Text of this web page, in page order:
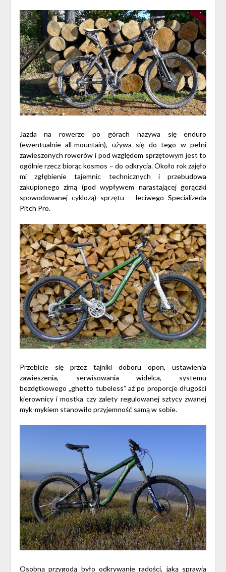
Jazda na rowerze po górach nazywa się enduro
(ewentualnie all-mountain), używa się do tego w pełni
zawieszonych rowerów i pod względem sprzętowym jest to
ogólnie rzecz biorąc kosmos – do odkrycia. Około rok zajęło
mi zgłębienie tajemnic technicznych i przebudowa
zakupionego zimą (pod wypływem narastającej gorączki
spowodowanej cyklozą) sprzętu – leciwego Specializeda
Pitch Pro.
Przebicie się przez tajniki doboru opon, ustawienia
zawieszenia, serwisowania widelca, systemu
bezdętkowego „ghetto tubeless” aż po proporcje długości
kierownicy i mostka czy zalety regulowanej sztycy zwanej
myk-mykiem stanowiło przyjemność samą w sobie.
Osobną przygodą było odkrywanie radości, jaką sprawia